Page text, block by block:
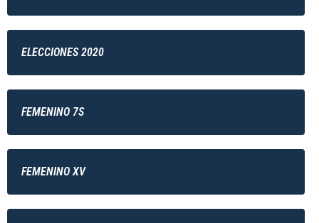
ELECCIONES 2020
FEMENINO 7S
FEMENINO XV